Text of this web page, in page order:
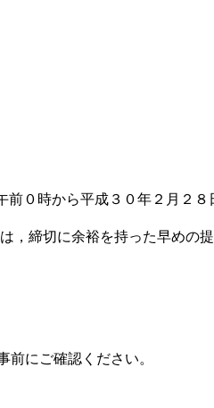
０時から平成３０年２月２８
締切に余裕を持った早めの提
にご確認ください。